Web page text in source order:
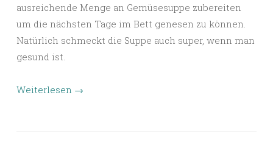
ausreichende Menge an Gemüsesuppe zubereiten
um die nächsten Tage im Bett genesen zu können.
Natürlich schmeckt die Suppe auch super, wenn man
gesund ist.
Weiterlesen →